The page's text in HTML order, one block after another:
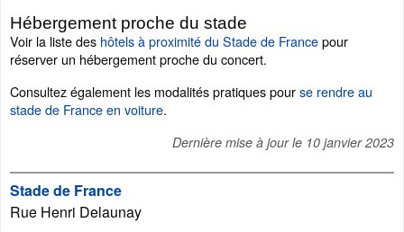
Hébergement proche du stade
Voir la liste des hôtels à proximité du Stade de Francepour
réserver un hébergement proche du concert.
Consultez également les modalités pratiques pourse rendre au
stade de France en voiture.
Dernière mise à jour le 10 janvier 2023
Stade de France
Rue Henri Delaunay